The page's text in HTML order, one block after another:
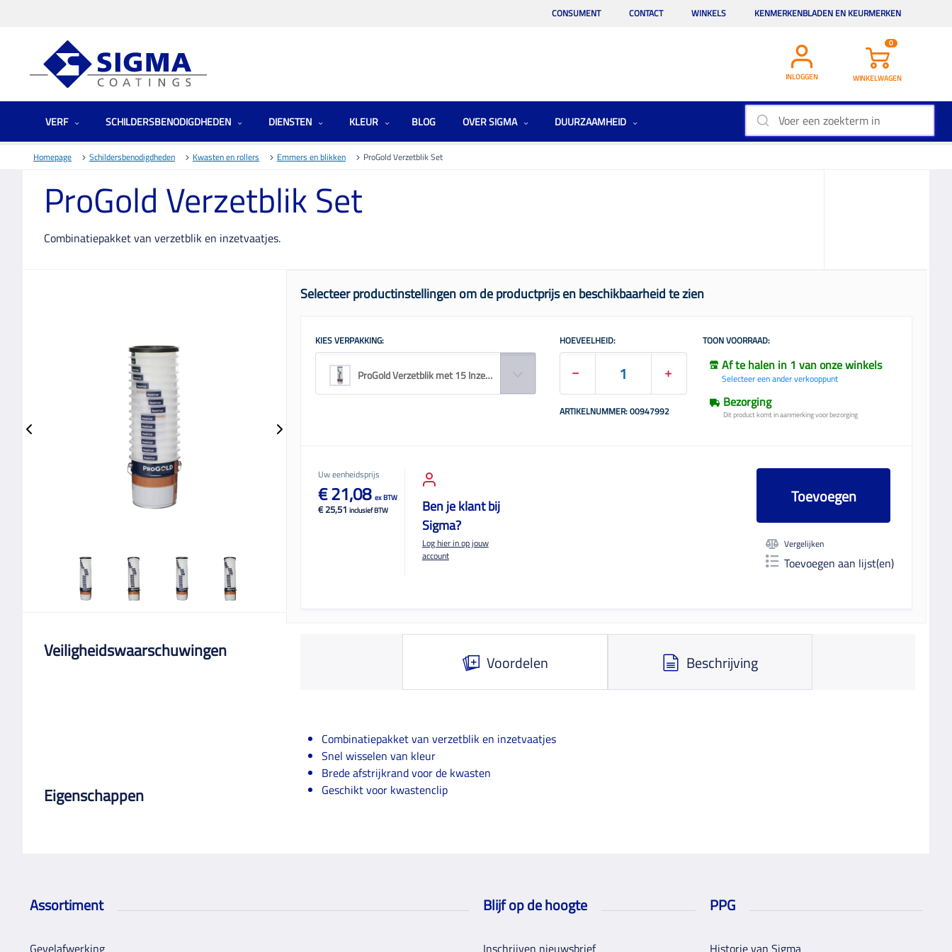
CONSUMENT CONTACT WINKELS KENMERKENBLADEN EN KEURMERKEN
INLOGGEN
0
WINKELWAGEN
VERF SCHILDERSBENODIGDHEDEN DIENSTEN KLEUR BLOG OVER SIGMA DUURZAAMHEID
Homepage Schildersbenodigdheden Kwasten en rollers Emmers en blikken ProGold Verzetblik Set
ProGold Verzetblik Set
Combinatiepakket van verzetblik en inzetvaatjes.
Veiligheidswaarschuwingen
Eigenschappen
Selecteer productinstellingen om de productprijs en beschikbaarheid te zien
KIES VERPAKKING:
ProGold Verzetblik met 15 Inzetvaatjes Set
HOEVEELHEID:
ARTIKELNUMMER: 00947992
TOON VOORRAAD:
Af te halen in 1 van onze winkels
Selecteer een ander verkooppunt
Bezorging
Dit product komt in aanmerking voor bezorging
Uw eenheidsprijs
€ 25,51 inclusief BTW
€ 21,08 ex BTW
Ben je klant bij
Sigma?
Log hier in op jouw
account
Toevoegen
Vergelijken
Toevoegen aan lijst(en)
Voordelen Beschrijving
Combinatiepakket van verzetblik en inzetvaatjes
Snel wisselen van kleur
Brede afstrijkrand voor de kwasten
Geschikt voor kwastenclip
Assortiment
Gevelafwerking
Blijf op de hoogte
Inschrijven nieuwsbrief
PPG
Historie van Sigma